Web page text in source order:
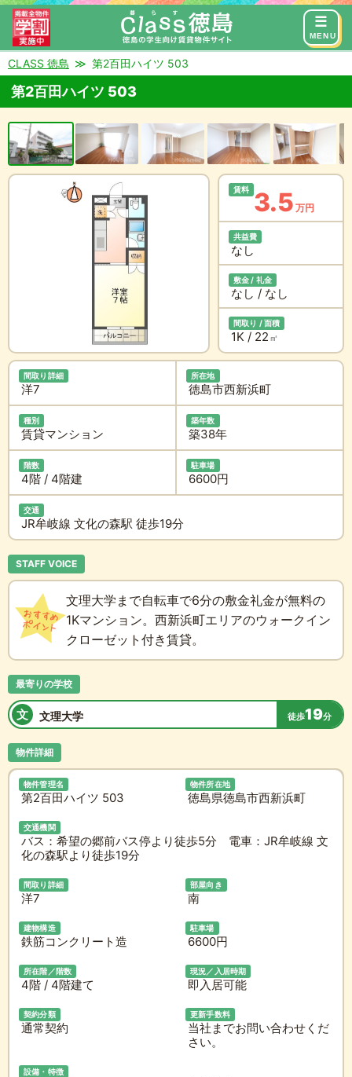
MENU
来店予約 お問い合わせ
CLASS 徳島 第2百田ハイツ 503
第2百田ハイツ 503
賃料 3.5 万円
共益費
なし
敷金 / 礼金
なし / なし
間取り / 面積
1K / 22 ㎡
間取り詳細
洋7
所在地
徳島市西新浜町
種別
賃貸マンション
築年数
築38年
階数
4階 / 4階建
駐車場
6600円
交通
JR牟岐線 文化の森駅 徒歩19分
STAFF VOICE
文理大学まで自転車で6分の敷金礼金が無料の
1Kマンション。西新浜町エリアのウォークイン
クローゼット付き賃貸。
最寄りの学校
文 文理大学 徒歩19分
物件詳細
物件管理名
第2百田ハイツ 503
物件所在地
徳島県徳島市西新浜町
交通機関
バス：希望の郷前バス停より徒歩5分 電車：JR牟岐線 文
化の森駅より徒歩19分
間取り詳細
洋7
部屋向き
南
建物構造
鉄筋コンクリート造
駐車場
6600円
所在階／階数
4階 / 4階建て
現況／入居時期
即入居可能
契約分類
通常契約
更新手数料
当社までお問い合わせくだ
さい。
設備・特徴